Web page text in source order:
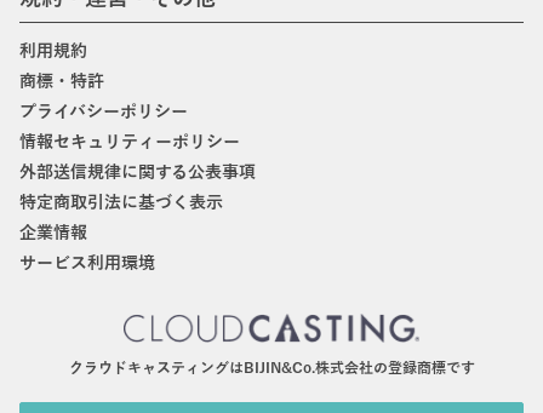
利用規約
商標・特許
プライバシーポリシー
情報セキュリティーポリシー
外部送信規律に関する公表事項
特定商取引法に基づく表示
企業情報
サービス利用環境
クラウドキャスティングはBIJIN&Co.株式会社の登録商標です